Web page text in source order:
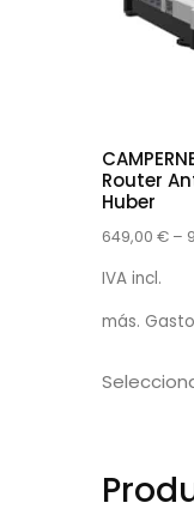
Router
Huber
649,00 € –
IVA incl.
más.